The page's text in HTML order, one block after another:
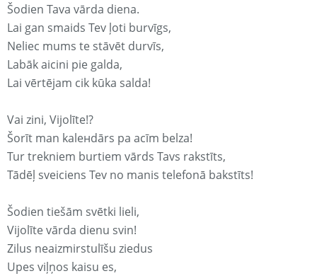
Šodien Tava vārda diena.
Lai gan smaids Tev ļoti burvīgs,
Neliec mums te stāvēt durvīs,
Labāk aicini pie galda,
Lai vērtējam cik kūka salda!
Vai zini, Vijolīte!?
Šorīt man kaleнdārs pa acīm belza!
Tur trekniem burtiem vārds Tavs rakstīts,
Tādēļ sveiciens Tev no manis telefonā bakstīts!
Šodien tiešām svētki lieli,
Vijolīte vārda dienu svin!
Zilus neaizmirstulīšu ziedus
Upes viļņos kaisu es,